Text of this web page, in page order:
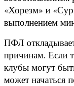
«Хорезм» и
выполнением
ПФЛ
причинам. Если
клубы могут
может начаться